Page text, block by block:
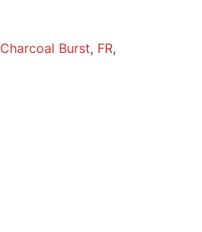
Charcoal Burst, FR,